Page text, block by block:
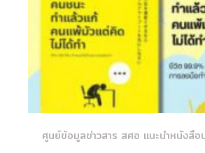
ศูนย์ข้อมูลข่าวสาร สศอ แนะนำหนังสือ